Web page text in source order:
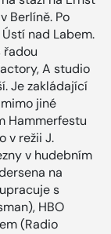
Berlíně. Po
nad Labem.
řadou
A studio
Je zakládající
jiné
Hammerfestu
v režii J.
v hudebním
na
s
HBO
(Radio